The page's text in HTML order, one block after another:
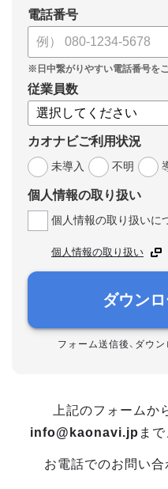
電話番号
従業員数
カオナビご利用状況
未導入
不明
個人情報の取り扱い
個人情報の取り扱いに
個人情報の取り扱い
ダウン
フォーム送信後、ダウ
上記のフォームか
info@kaonavi.jp ま
お電話でのお問い合